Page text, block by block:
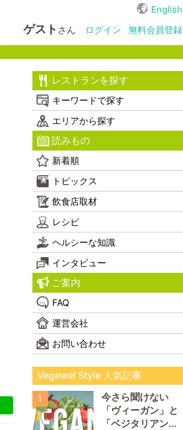
English
ゲスト さん ログイン 無料会員登録
レストランを探す
キーワードで探す
エリアから探す
読みもの
新着順
トピックス
飲食店取材
レシピ
ヘルシーな知識
インタビュー
ご案内
FAQ
運営会社
お問い合わせ
Vegewel Style 人気記事
今さら聞けない
「ヴィーガン」と
「ベジタリアン」
1